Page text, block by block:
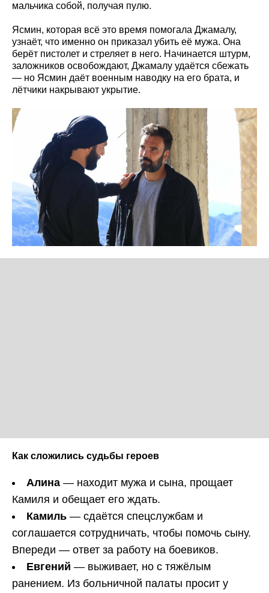
мальчика собой, получая пулю.
Ясмин, которая всё это время помогала Джамалу,
узнаёт, что именно он приказал убить её мужа. Она
берёт пистолет и стреляет в него. Начинается штурм,
заложников освобождают, Джамалу удаётся сбежать
— но Ясмин даёт военным наводку на его брата, и
лётчики накрывают укрытие.
Как сложились судьбы героев
Алина — находит мужа и сына, прощает
Камиля и обещает его ждать.
Камиль — сдаётся спецслужбам и
соглашается сотрудничать, чтобы помочь сыну.
Впереди — ответ за работу на боевиков.
Евгений — выживает, но с тяжёлым
ранением. Из больничной палаты просит у